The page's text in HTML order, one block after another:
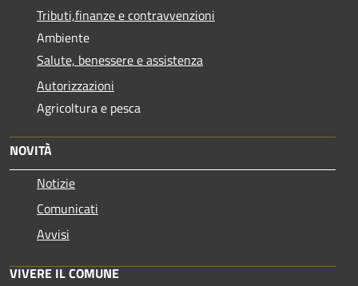
Tributi,finanze e contravvenzioni
Ambiente
Salute, benessere e assistenza
Autorizzazioni
Agricoltura e pesca
NOVITÀ
Notizie
Comunicati
Avvisi
VIVERE IL COMUNE